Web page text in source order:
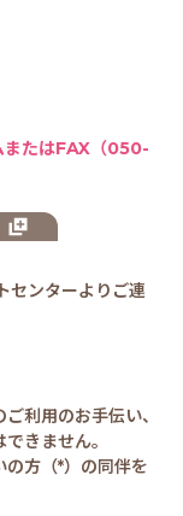
またはFAX（050-
センターよりご連
利用のお手伝い、
きません。
方（*）の同伴を